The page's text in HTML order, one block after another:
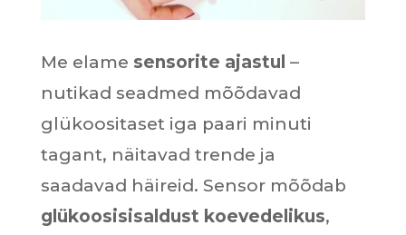
Me elame sensorite ajastul –
nutikad seadmed mõõdavad
glükoositaset iga paari minuti
tagant, näitavad trende ja
saadavad häireid. Sensor mõõdab
glükoosisisaldust koevedelikus,